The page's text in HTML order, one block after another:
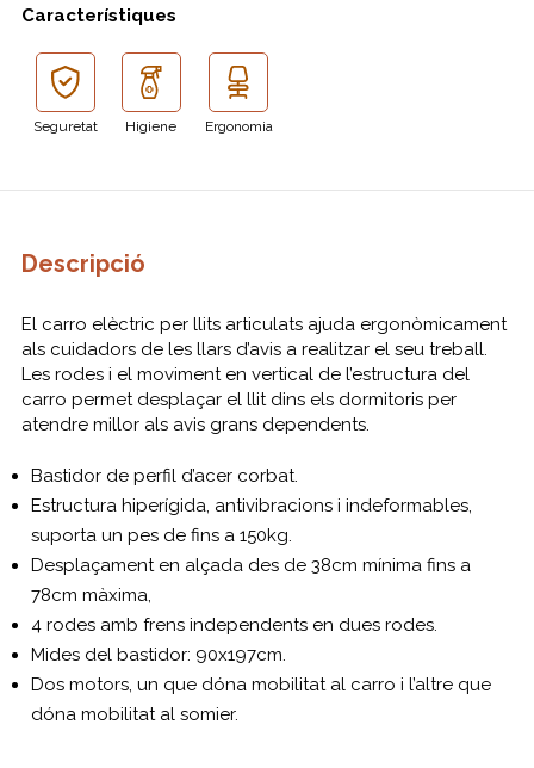
Característiques
Seguretat Higiene Ergonomia
Descripció
El carro elèctric per llits articulats ajuda ergonòmicament
als cuidadors de les llars d’avis a realitzar el seu treball.
Les rodes i el moviment en vertical de l’estructura del
carro permet desplaçar el llit dins els dormitoris per
atendre millor als avis grans dependents.
Bastidor de perfil d’acer corbat.
Estructura hiperígida, antivibracions i indeformables,
suporta un pes de fins a 150kg.
Desplaçament en alçada des de 38cm mínima fins a
78cm màxima,
4 rodes amb frens independents en dues rodes.
Mides del bastidor: 90x197cm.
Dos motors, un que dóna mobilitat al carro i l’altre que
dóna mobilitat al somier.